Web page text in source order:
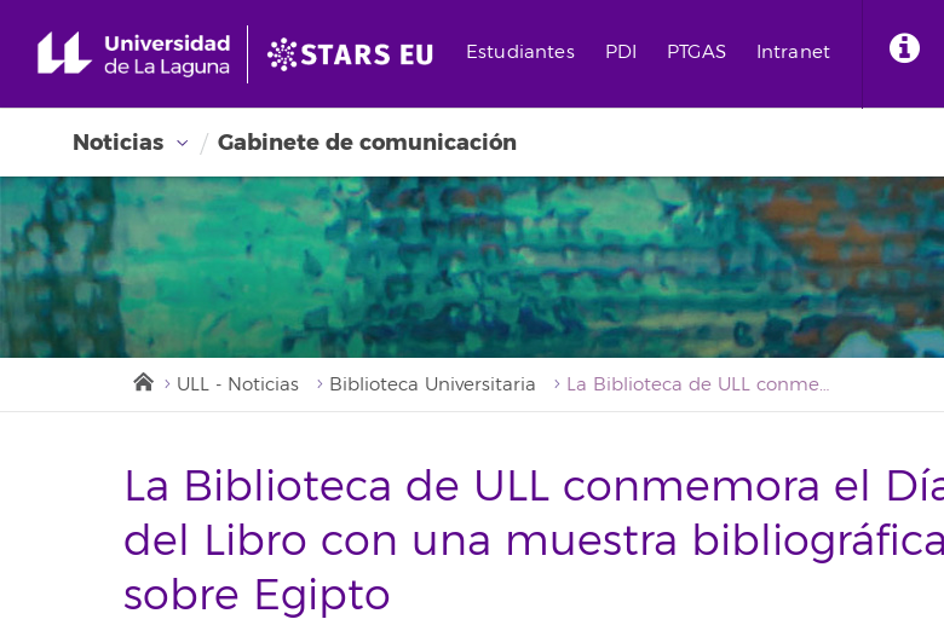
Estudiantes PDI PTGAS Intranet
Noticias Gabinete de comunicación
ULL - Noticias Biblioteca Universitaria La Biblioteca de ULL conmemora el Día del Libro con una muestra bibliográfica sobre Egipto
La Biblioteca de ULL conmemora el
del Libro con una muestra bibliográfica
sobre Egipto